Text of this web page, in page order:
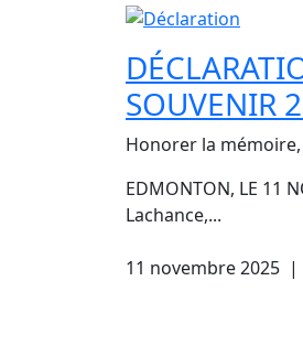
SOUVENIR
Honorer la
EDMONTON, LE 11
Lachance,...
11 novembre 2025 |